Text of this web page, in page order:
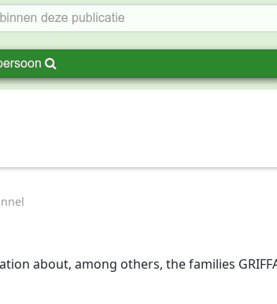
among others, the families